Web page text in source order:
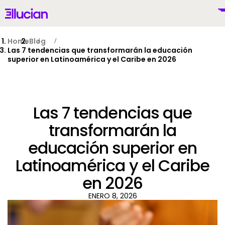
Main menu Ellucian
Por Qué Ellucian
Productos
IA
HomeBlog
Las 7 tendencias que transformarán la educación
superior en Latinoamérica y el Caribe en 2026
Las 7 tendencias que
transformarán la
educación superior en
Latinoamérica y el Caribe
en 2026
ENERO 8, 2026